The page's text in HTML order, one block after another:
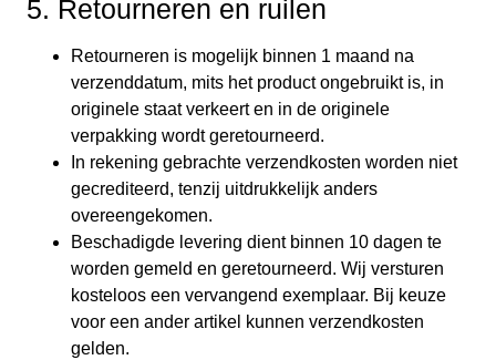
5. Retourneren en ruilen
Retourneren is mogelijk binnen 1 maand na
verzenddatum, mits het product ongebruikt is, in
originele staat verkeert en in de originele
verpakking wordt geretourneerd.
In rekening gebrachte verzendkosten worden niet
gecrediteerd, tenzij uitdrukkelijk anders
overeengekomen.
Beschadigde levering dient binnen 10 dagen te
worden gemeld en geretourneerd. Wij versturen
kosteloos een vervangend exemplaar. Bij keuze
voor een ander artikel kunnen verzendkosten
gelden.